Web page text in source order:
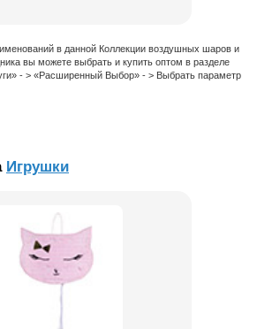
в данной Коллекции воздушных шаров и
вы можете выбрать и купить оптом в разделе
- > «Расширенный Выбор» - > Выбрать параметр
Игрушки